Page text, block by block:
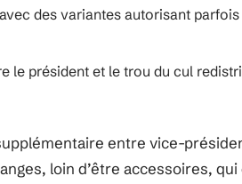
des variantes autorisant parfois
le président et le trou du cul
entre vice-
loin d’être accessoires,